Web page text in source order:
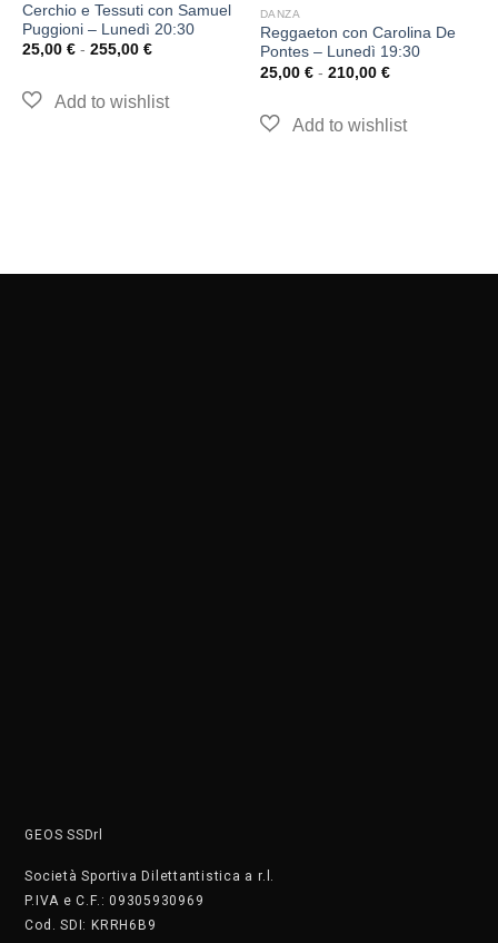
Cerchio e Tessuti con Samuel
Puggioni – Lunedì 20:30
25,00 € - 255,00 €
DANZA
Reggaeton con Carolina De
Pontes – Lunedì 19:30
25,00 € - 210,00 €
messaggi
Cookie Policy
Privacy Policy
SAFEGUARDING